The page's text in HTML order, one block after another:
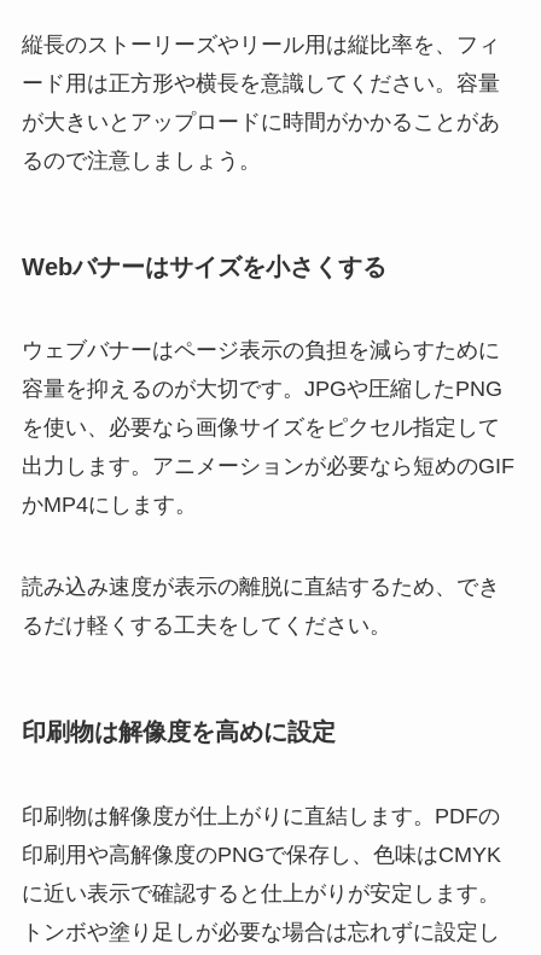
縦長のストーリーズやリール用は縦比率を、フィ
ード用は正方形や横長を意識してください。容量
が大きいとアップロードに時間がかかることがあ
るので注意しましょう。
Webバナーはサイズを小さくする
ウェブバナーはページ表示の負担を減らすために
容量を抑えるのが大切です。JPGや圧縮したPNG
を使い、必要なら画像サイズをピクセル指定して
出力します。アニメーションが必要なら短めのGIF
かMP4にします。
読み込み速度が表示の離脱に直結するため、でき
るだけ軽くする工夫をしてください。
印刷物は解像度を高めに設定
印刷物は解像度が仕上がりに直結します。PDFの
印刷用や高解像度のPNGで保存し、色味はCMYK
に近い表示で確認すると仕上がりが安定します。
トンボや塗り足しが必要な場合は忘れずに設定し